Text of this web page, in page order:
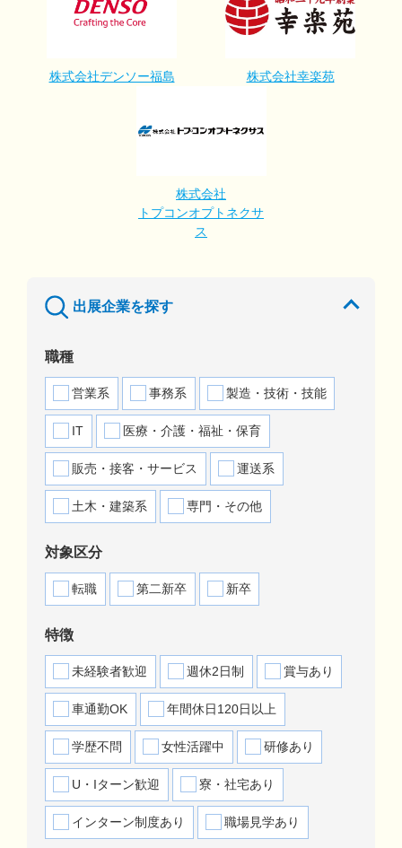
株式会社デンソー福島 株式会社幸楽苑
株式会社
トプコンオプトネクサ
ス
出展企業を探す
職種
営業系 事務系 製造・技術・技能
IT 医療・介護・福祉・保育
販売・接客・サービス 運送系
土木・建築系 専門・その他
対象区分
転職 第二新卒 新卒
特徴
未経験者歓迎 週休2日制 賞与あり
車通勤OK 年間休日120日以上
学歴不問 女性活躍中 研修あり
U・Iターン歓迎 寮・社宅あり
インターン制度あり 職場見学あり